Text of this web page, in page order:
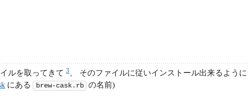
イルを取ってきて3、 そのファイルに従いインストール出来るように
にある brew-cask.rb の名前)